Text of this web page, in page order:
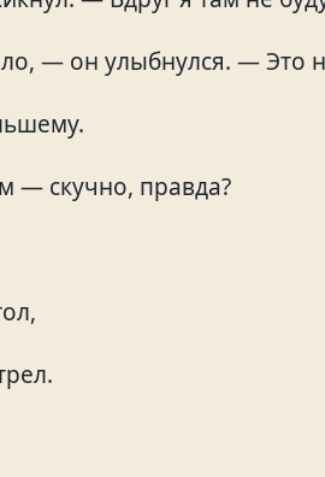
— он улыбнулся. — Это
— скучно, правда?